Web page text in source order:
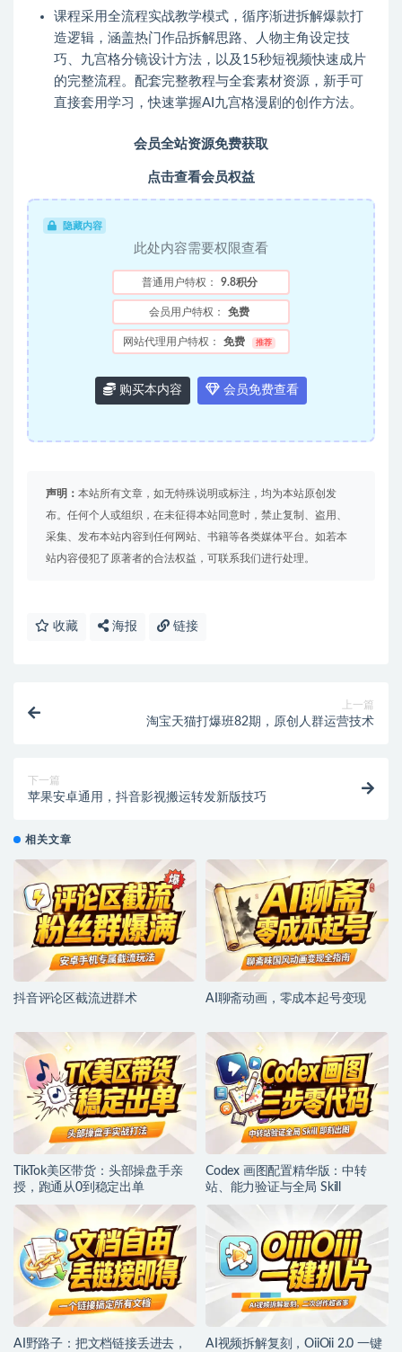
课程采用全流程实战教学模式，循序渐进拆解爆款打
造逻辑，涵盖热门作品拆解思路、人物主角设定技
巧、九宫格分镜设计方法，以及15秒短视频快速成片
的完整流程。配套完整教程与全套素材资源，新手可
直接套用学习，快速掌握AI九宫格漫剧的创作方法。
会员全站资源免费获取
点击查看会员权益
隐藏内容
此处内容需要权限查看
普通用户特权： 9.8积分
会员用户特权： 免费
网站代理用户特权： 免费 推荐
购买本内容 会员免费查看
声明： 本站所有文章，如无特殊说明或标注，均为本站原创发
布。任何个人或组织，在未征得本站同意时，禁止复制、盗用、
采集、发布本站内容到任何网站、书籍等各类媒体平台。如若本
站内容侵犯了原著者的合法权益，可联系我们进行处理。
收藏 海报 链接
上一篇
淘宝天猫打爆班82期，原创人群运营技术
下一篇
苹果安卓通用，抖音影视搬运转发新版技巧
相关文章
抖音评论区截流进群术 AI聊斋动画，零成本起号变现
TikTok美区带货：头部操盘手亲
授，跑通从0到稳定出单
Codex 画图配置精华版：中转
站、能力验证与全局 Skill
AI野路子：把文档链接丢进去， AI视频拆解复刻，OiiOii 2.0 一键